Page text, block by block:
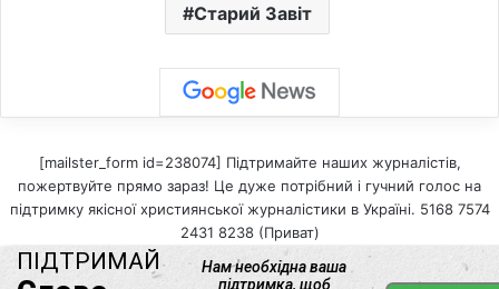
Старий Завіт
[mailster_form id=238074] Підтримайте наших журналістів,
пожертвуйте прямо зараз! Це дуже потрібний і гучний голос на
підтримку якісної християнської журналістики в Україні. 5168 7574
2431 8238 (Приват)